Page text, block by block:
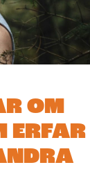
OM
ERFAR